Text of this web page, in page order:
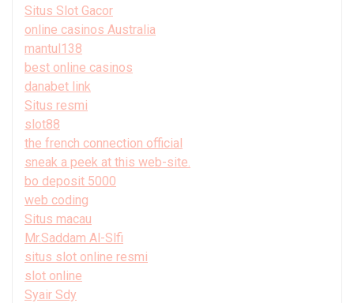
Situs Slot Gacor
online casinos Australia
mantul138
best online casinos
danabet link
Situs resmi
slot88
the french connection official
sneak a peek at this web-site.
bo deposit 5000
web coding
Situs macau
Mr.Saddam Al-Slfi
situs slot online resmi
slot online
Syair Sdy